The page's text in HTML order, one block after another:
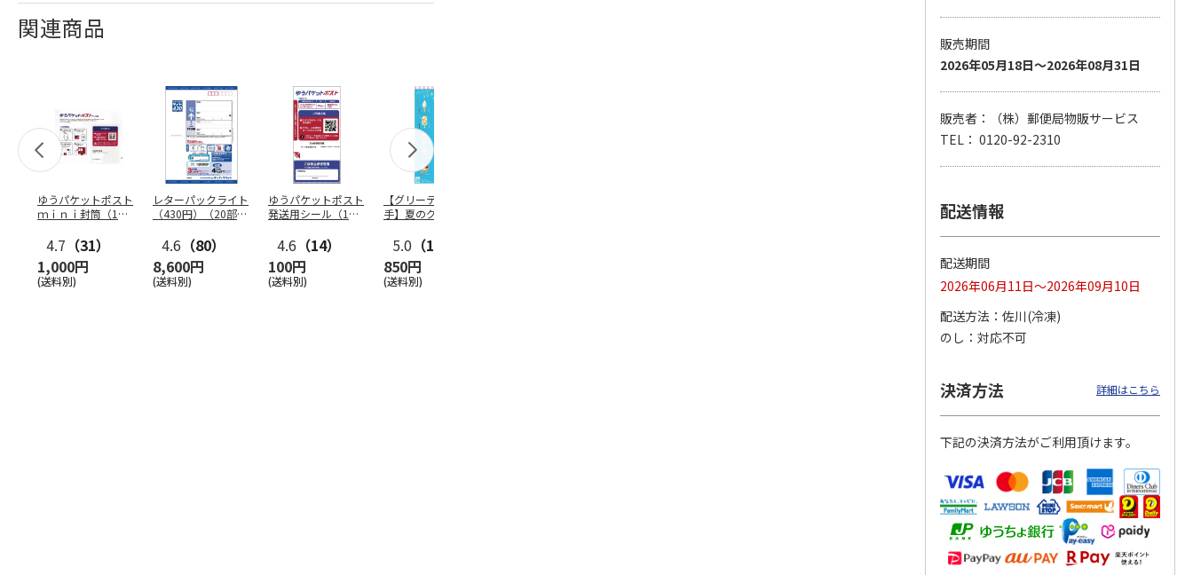
関連商品
ゆうパケットポスト
ｍｉｎｉ封筒（1個
4.7 （31）
1,000円
(送料別)
レターパックライト
（430円）（20部セ
4.6 （80）
8,600円
(送料別)
ゆうパケットポスト
発送用シール（1個
4.6 （14）
100円
(送料別)
【グリーティング切
手】夏のグリーティ
5.0 （10）
850円
(送料別)
手】グリーティング
円…
5,500円
(送料別) (送料別)
販売期間
2026年05月18日～2026年08月31日
販売者：（株）郵便局物販サービス
TEL： 0120-92-2310
配送情報
配送期間
2026年06月11日～2026年09月10日
配送方法
佐川(冷凍)
のし
対応不可
決済方法 詳細はこちら
下記の決済方法がご利用頂けます。